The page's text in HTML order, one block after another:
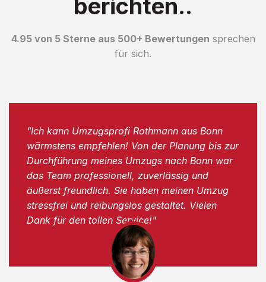
berichten..
4.95 von 5 Sterne aus 500+ Bewertungen sprechen
für sich.
"Ich kann Umzugsprofi Rothmann aus Bonn
wärmstens empfehlen! Von der Planung bis zur
Durchführung meines Umzugs nach Bonn war
das Team professionell, zuverlässig und
äußerst freundlich. Sie haben meinen Umzug
stressfrei und reibungslos gestaltet. Vielen
Dank für den tollen Service!"